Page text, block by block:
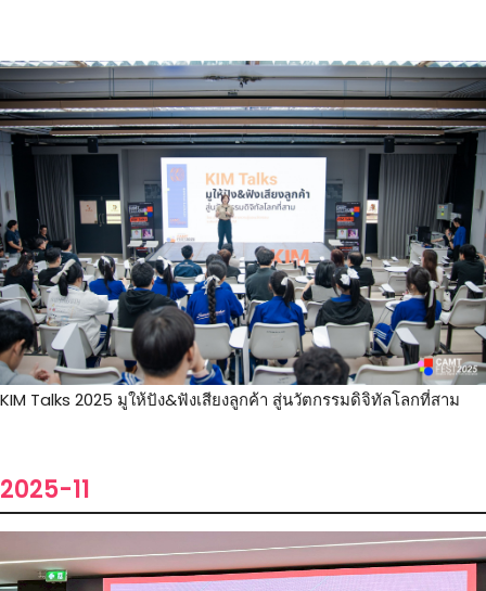
KIM Talks 2025 มูให้ปัง&ฟังเสียงลูกค้า สู่นวัตกรรมดิจิทัลโลกที่สาม
2025-11